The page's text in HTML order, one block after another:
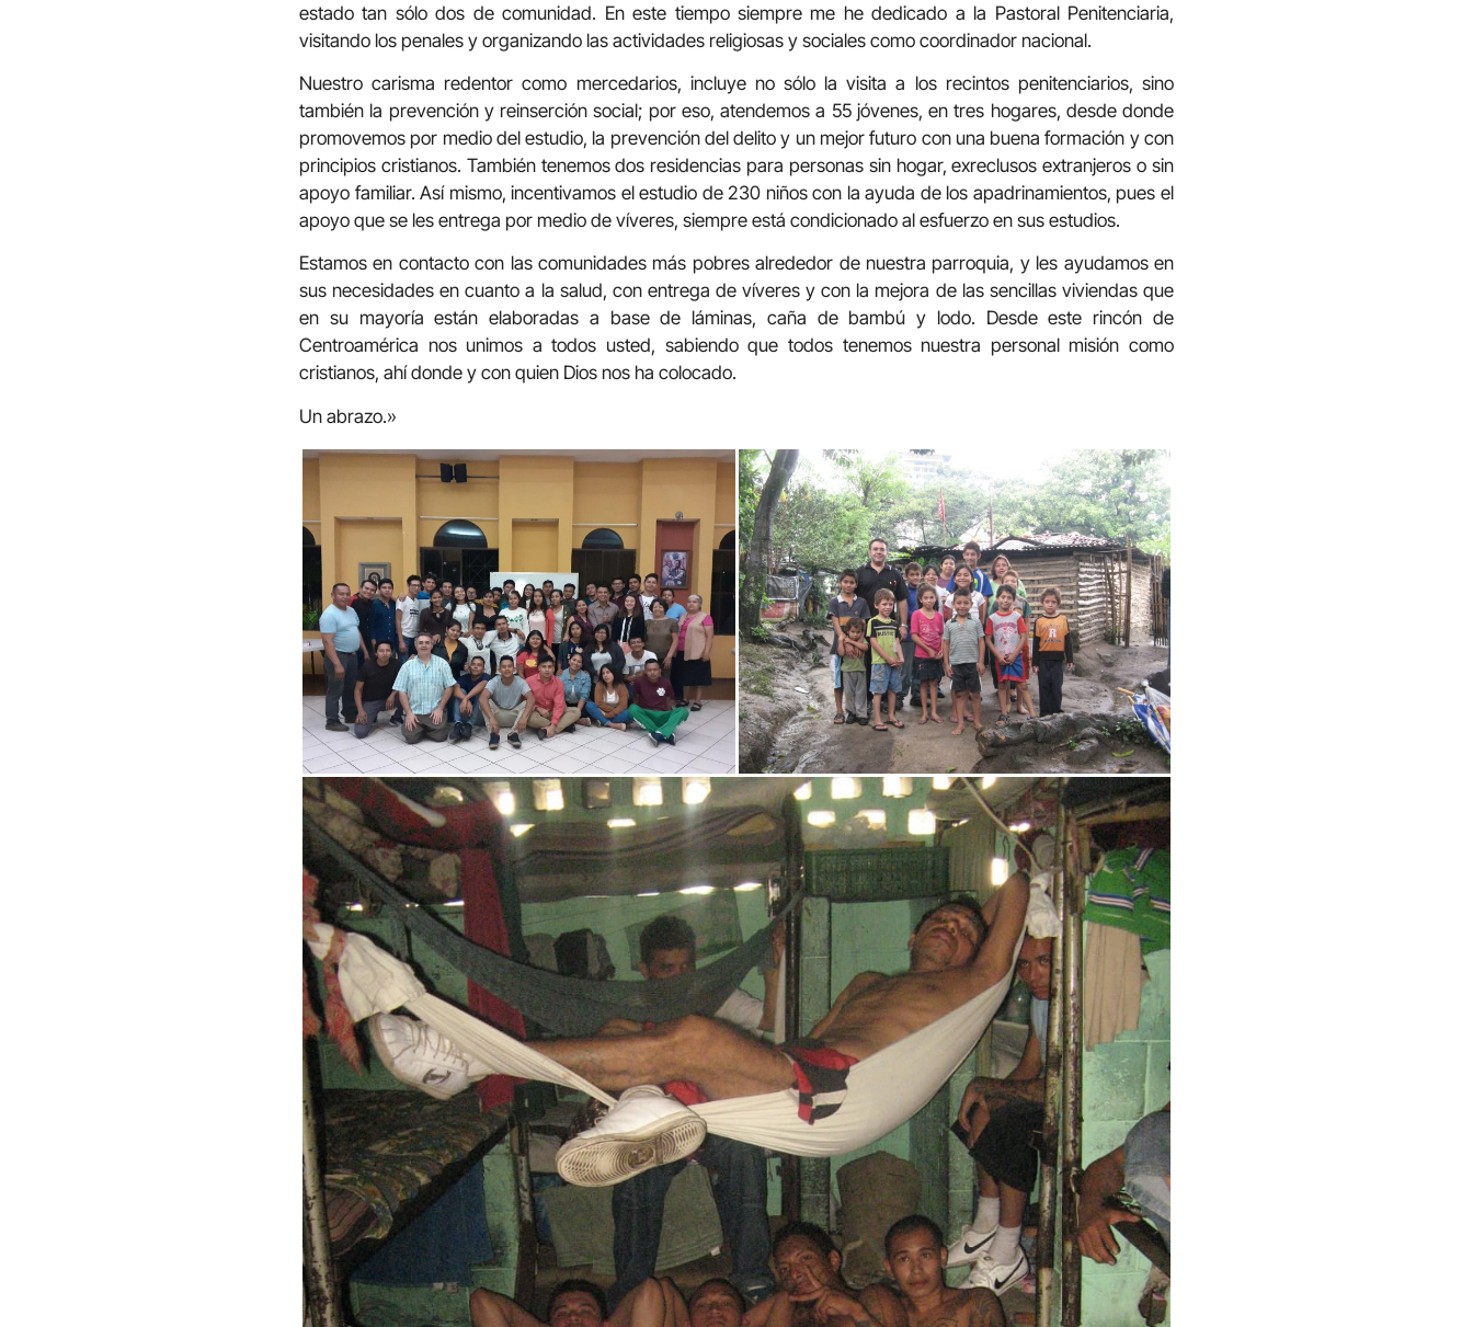
estado tan sólo dos de comunidad. En este tiempo siempre me he dedicado a la Pastoral Penitenciaria,
visitando los penales y organizando las actividades religiosas y sociales como coordinador nacional.
Nuestro carisma redentor como mercedarios, incluye no sólo la visita a los recintos penitenciarios, sino
también la prevención y reinserción social; por eso, atendemos a 55 jóvenes, en tres hogares, desde donde
promovemos por medio del estudio, la prevención del delito y un mejor futuro con una buena formación y con
principios cristianos. También tenemos dos residencias para personas sin hogar, exreclusos extranjeros o sin
apoyo familiar. Así mismo, incentivamos el estudio de 230 niños con la ayuda de los apadrinamientos, pues el
apoyo que se les entrega por medio de víveres, siempre está condicionado al esfuerzo en sus estudios.
Estamos en contacto con las comunidades más pobres alrededor de nuestra parroquia, y les ayudamos en
sus necesidades en cuanto a la salud, con entrega de víveres y con la mejora de las sencillas viviendas que
en su mayoría están elaboradas a base de láminas, caña de bambú y lodo. Desde este rincón de
Centroamérica nos unimos a todos usted, sabiendo que todos tenemos nuestra personal misión como
cristianos, ahí donde y con quien Dios nos ha colocado.
Un abrazo.»